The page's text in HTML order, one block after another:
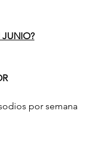
JUNIO?
por semana